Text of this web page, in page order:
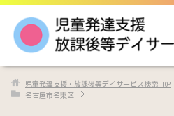
児童発達支援・放課後等デイサービス検索 TOP
名古屋市名東区